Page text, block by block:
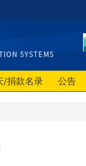
/捐款名录 公告